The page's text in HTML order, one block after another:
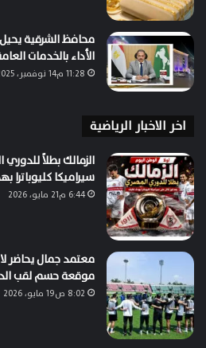
الأداء بالخدمات
11:28 م14 نوفمبر، 2025
اخر الاخبار الرياضية
الزمالك بطلاً
سيراميكا
6:44 م21 مايو، 2026
معتمد جمال يحاضر
موقعة حسم لقب
8:02 ص19 مايو، 2026